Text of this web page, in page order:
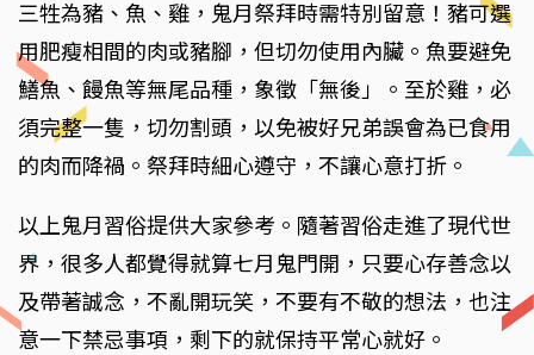
三牲為豬、魚、雞，鬼月祭拜時需特別留意！豬可選
用肥瘦相間的肉或豬腳，但切勿使用內臟。魚要避免
鱔魚、饅魚等無尾品種，象徵「無後」。至於雞，必
須完整一隻，切勿割頭，以免被好兄弟誤會為已食用
的肉而降禍。祭拜時細心遵守，不讓心意打折。
以上鬼月習俗提供大家參考。隨著習俗走進了現代世
界，很多人都覺得就算七月鬼門開，只要心存善念以
及帶著誠念，不亂開玩笑，不要有不敬的想法，也注
意一下禁忌事項，剩下的就保持平常心就好。